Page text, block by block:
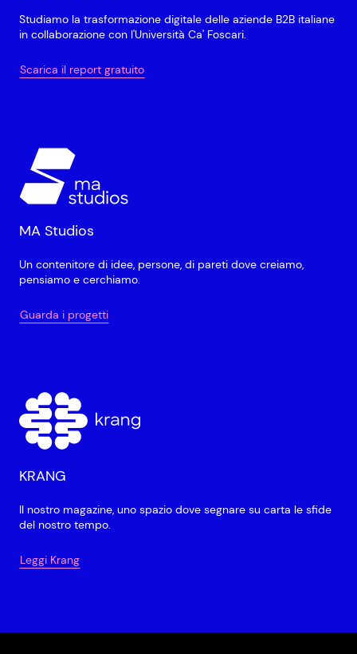
Studiamo la trasformazione digitale delle aziende B2B italiane
in collaborazione con l'Università Ca' Foscari.
Scarica il report gratuito
MA Studios
Un contenitore di idee, persone, di pareti dove creiamo,
pensiamo e cerchiamo.
Guarda i progetti
KRANG
Il nostro magazine, uno spazio dove segnare su carta le sfide
del nostro tempo.
Leggi Krang